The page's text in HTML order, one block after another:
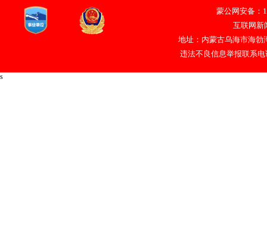
蒙公网安备：
互联网新
地址：内蒙古乌海市海勃
违法不良信息举报联系电
s